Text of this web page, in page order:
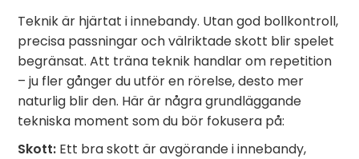
Teknik är hjärtat i innebandy. Utan god bollkontroll,
precisa passningar och välriktade skott blir spelet
begränsat. Att träna teknik handlar om repetition
– ju fler gånger du utför en rörelse, desto mer
naturlig blir den. Här är några grundläggande
tekniska moment som du bör fokusera på:
Skott: Ett bra skott är avgörande i innebandy,